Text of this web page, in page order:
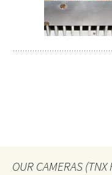
OUR CAMERAS (TNX